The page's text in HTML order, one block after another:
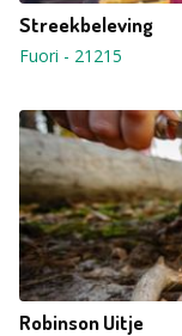
Streekbeleving
Fuori - 21215
Robinson Uitje